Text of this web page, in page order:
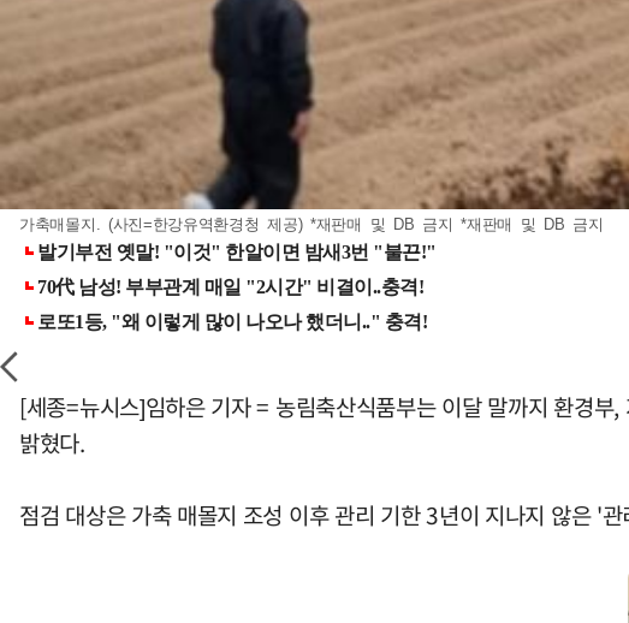
가축매몰지. (사진=한강유역환경청 제공) *재판매 및 DB 금지 *재판매 및 DB 금지
[세종=뉴시스]임하은 기자 = 농림축산식품부는 이달 말까지 환경
밝혔다.
점검 대상은 가축 매몰지 조성 이후 관리 기한 3년이 지나지 않은 '